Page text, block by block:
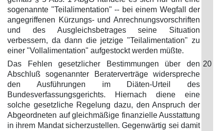
sogenannte "Teilalimentation" -- bei einem Wegfall der
angegriffenen Kürzungs- und Anrechnungsvorschriften
und des Ausgleichsbetrages seine Situation
verbessern, da dann die jetzige "Teilalimentation" zu
einer "Vollalimentation" aufgestockt werden müßte.
Das Fehlen gesetzlicher Bestimmungen über den
Abschluß sogenannter Beraterverträge widerspreche
den Ausführungen im Diäten-Urteil des
Bundesverfassungsgerichts. Hiernach diene eine
solche gesetzliche Regelung dazu, den Anspruch der
Abgeordneten auf gleichmäßige finanzielle Ausstattung
in ihrem Mandat sicherzustellen. Gegenwärtig sei damit
20